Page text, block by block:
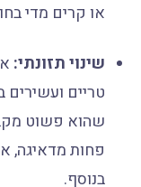
או קרים מדי
שינוי תזונתי:
טריים ועשירים
שהוא פשוט
פחות מדאיגה,
בנוסף.